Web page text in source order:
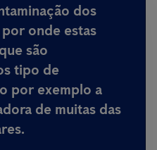
dos
onde estas
são
tipo de
por exemplo a
de muitas das
.